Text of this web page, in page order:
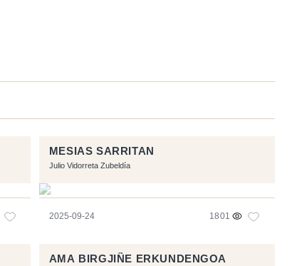
MESIAS SARRITAN
Julio Vidorreta Zubeldía
2025-09-24 1801
AMA BIRGJIÑE ERKUNDENGOA